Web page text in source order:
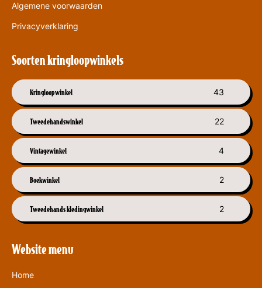
Algemene voorwaarden
Privacyverklaring
Soorten kringloopwinkels
Kringloopwinkel 43
Tweedehandswinkel 22
Vintagewinkel 4
Boekwinkel 2
Tweedehands kledingwinkel 2
Website menu
Home